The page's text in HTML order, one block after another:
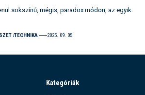
sokszínű, mégis, paradox módon, az egyik
TECHNIKA 2025. 09. 05.
Kategóriák